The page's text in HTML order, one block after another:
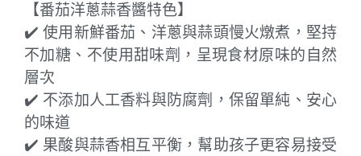
【番茄洋蔥蒜香醬特色】
✔️ 使用新鮮番茄、洋蔥與蒜頭慢火燉煮，堅持
不加糖、不使用甜味劑，呈現食材原味的自然
層次
✔️ 不添加人工香料與防腐劑，保留單純、安心
的味道
✔️ 果酸與蒜香相互平衡，幫助孩子更容易接受